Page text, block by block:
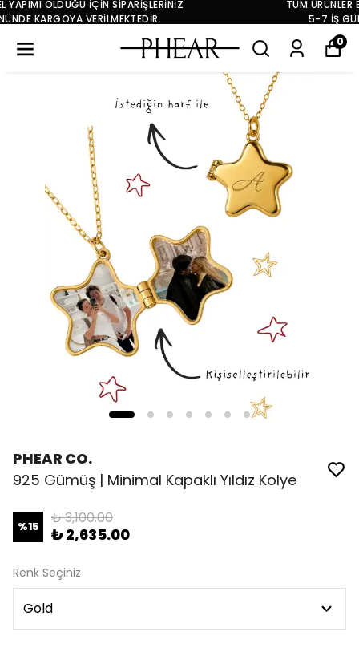
TÜM ÜRÜNLER EL YAPIMI OLDUĞU İÇİN SİPARİŞLERİNİZ
5-7 İŞ GÜNÜNDE KARGOYA VERİLMEKTEDİR.
0
PHEAR CO.
925 Gümüş | Minimal Kapaklı Yıldız Kolye
%15 ₺ 3,100.00
₺ 2,635.00
Renk Seçiniz